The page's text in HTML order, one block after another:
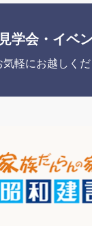
学会・イベ
気軽にお越しく